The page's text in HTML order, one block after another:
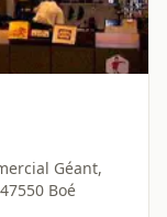
Géant,
Boé